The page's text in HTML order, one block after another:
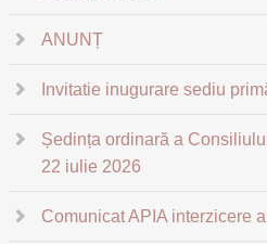
ANUNȚ
Invitatie inugurare sediu
Ședința ordinară a
22 iulie 2026
Comunicat APIA interzicere